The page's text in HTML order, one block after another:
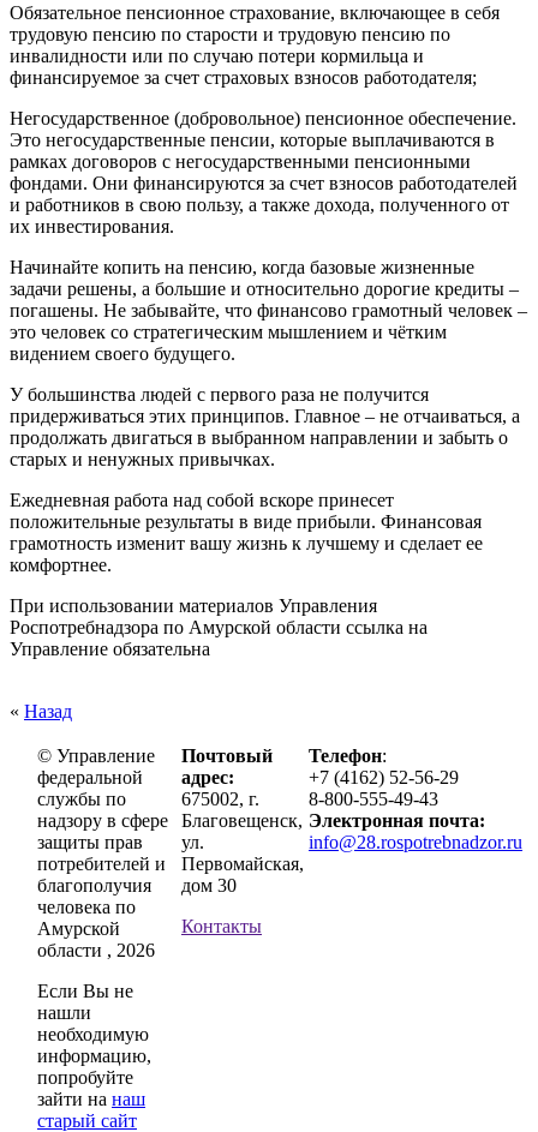
Обязательное пенсионное страхование, включающее в себя
трудовую пенсию по старости и трудовую пенсию по
инвалидности или по случаю потери кормильца и
финансируемое за счет страховых взносов работодателя;
Негосударственное (добровольное) пенсионное обеспечение.
Это негосударственные пенсии, которые выплачиваются в
рамках договоров с негосударственными пенсионными
фондами. Они финансируются за счет взносов работодателей
и работников в свою пользу, а также дохода, полученного от
их инвестирования.
Начинайте копить на пенсию, когда базовые жизненные
задачи решены, а большие и относительно дорогие кредиты –
погашены. Не забывайте, что финансово грамотный человек –
это человек со стратегическим мышлением и чётким
видением своего будущего.
У большинства людей с первого раза не получится
придерживаться этих принципов. Главное – не отчаиваться, а
продолжать двигаться в выбранном направлении и забыть о
старых и ненужных привычках.
Ежедневная работа над собой вскоре принесет
положительные результаты в виде прибыли. Финансовая
грамотность изменит вашу жизнь к лучшему и сделает ее
комфортнее.
При использовании материалов Управления
Роспотребнадзора по Амурской области ссылка на
Управление обязательна
« Назад
© Управление
федеральной
службы по
надзору в сфере
защиты прав
потребителей и
благополучия
человека по
Амурской
области , 2026
Если Вы не
нашли
необходимую
информацию,
попробуйте
зайти на наш
старый сайт
Почтовый
адрес:
675002, г.
Благовещенск,
ул.
Первомайская,
дом 30
Контакты
Телефон:
+7 (4162) 52-56-29
8-800-555-49-43
Электронная почта:
info@28.rospotrebnadzor.ru